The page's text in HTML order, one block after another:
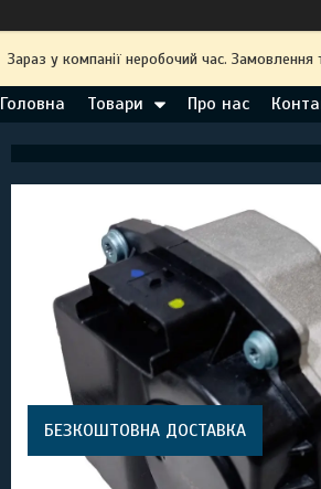
Зараз у компанії неробочий час.
Головна Товари Про нас
БЕЗКОШТОВНА ДОСТАВКА